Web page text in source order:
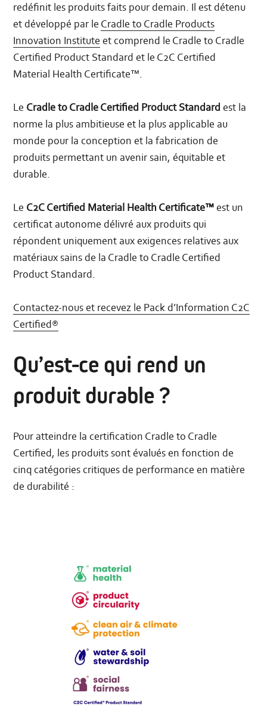
redéfinit les produits faits pour demain. Il est détenu
et développé par le Cradle to Cradle Products
Innovation Institute et comprend le Cradle to Cradle
Certified Product Standard et le C2C Certified
Material Health Certificate™.
Le Cradle to Cradle Certified Product Standard est la
norme la plus ambitieuse et la plus applicable au
monde pour la conception et la fabrication de
produits permettant un avenir sain, équitable et
durable.
Le C2C Certified Material Health Certificate™est un
certificat autonome délivré aux produits qui
répondent uniquement aux exigences relatives aux
matériaux sains de la Cradle to Cradle Certified
Product Standard.
Contactez-nous et recevez le Pack d’Information C2C
Certified®
Qu’est-ce qui rend un
produit durable ?
Pour atteindre la certification Cradle to Cradle
Certified, les produits sont évalués en fonction de
cinq catégories critiques de performance en matière
de durabilité :